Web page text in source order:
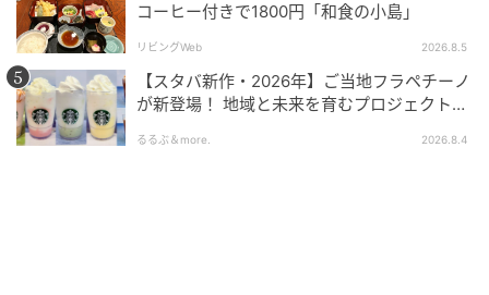
コーヒー付きで1800円「和食の小島」
リビングWeb 2026.8.5
【スタバ新作・2026年】ご当地フラペチーノ
が新登場！ 地域と未来を育むプロジェクト
森・群馬・沖縄で始動。6種類を飲んで実食
るるぶ＆more. 2026.8.4